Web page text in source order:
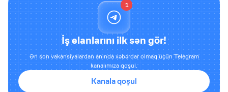
1
İş elanlarını ilk sən gör!
Ən son vakansiyalardan anında xəbərdar olmaq üçün Telegram
kanalımıza qoşul.
Kanala qoşul